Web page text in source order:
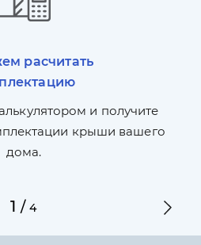
расчитать
и получите
крыши вашего
дома.
1 /4